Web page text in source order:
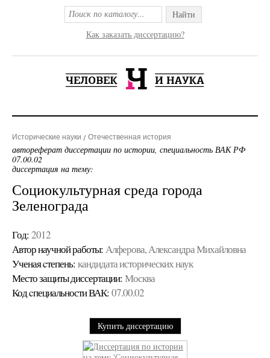
Найти
Как заказать диссертацию?
Исторические науки Отечественная история
автореферат диссертации по истории, специальность ВАК РФ
07.00.02
диссертация на тему:
Социокультурная среда города
Зеленограда
Год: 2012
Автор научной работы: Алферова, Александра Михайловна
Ученая cтепень: кандидата исторических наук
Место защиты диссертации: Москва
Код cпециальности ВАК: 07.00.02
Купить диссертацию